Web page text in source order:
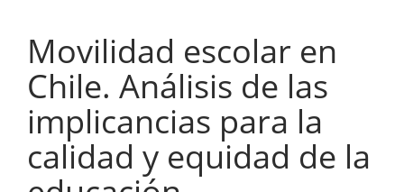
Movilidad escolar en
Chile. Análisis de las
implicancias para la
calidad y equidad de la